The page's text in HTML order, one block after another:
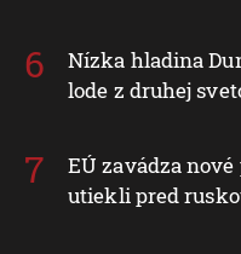
Nízka hladina
lode z druhej
EÚ zavádza
utiekli pred